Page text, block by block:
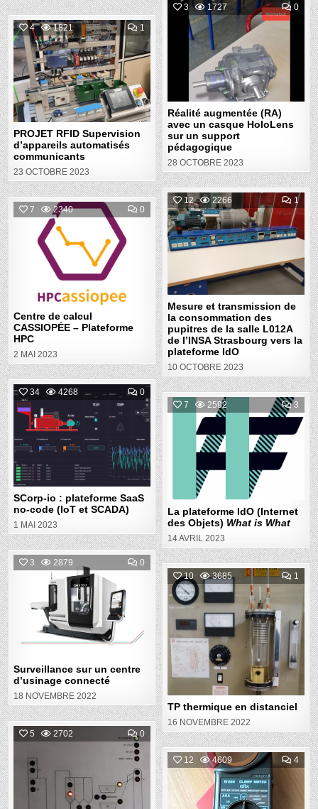
3
1727 0
ON
(RA)
UN
SUR
UN
Posted
in
Réalité augmentée (RA)
avec un casque HoloLens
sur un support
pédagogique
28 OCTOBRE 2023
4 1821 1COMMENT
ON
PROJET
RFID
SUPERVISION
D’APPAREILS
AUTOMATISÉS
COMMUNICANTS
Posted
in
PROJET RFID Supervision
d’appareils automatisés
communicants
23 OCTOBRE 2023
12 2266 1
ON
DE
DES
DE
LA
IDO
Posted
in
Mesure et transmission de
la consommation des
pupitres de la salle L012A
de l’INSA Strasbourg vers la
plateforme IdO
10 OCTOBRE 2023
7 2340 0COMMENT
ON
CENTRE
CALCUL
CASSIOPÉE
PLATEFORME
HPC
Posted
Centre de calcul
CASSIOPÉE – Plateforme
HPC
2 MAI 2023
34 4268 0COMMENT
ON
SCORP-
IO
:
PLATEFORME
SAAS
NO-
CODE
(IOT
ET
SCADA)
Posted
SCorp-io : plateforme SaaS
no-code (IoT et SCADA)
1 MAI 2023
7 2592 3
ON
LA
IDO
DES
Posted
La plateforme IdO (Internet
des Objets) What is What
14 AVRIL 2023
3 2879 0COMMENT
ON
SURVEILLANCE
SUR
UN
CENTRE
D’USINAGE
CONNECTÉ
Posted
Surveillance sur un centre
d’usinage connecté
18 NOVEMBRE 2022
10 3685 1
ON
EN
Posted
in
TP thermique en distanciel
16 NOVEMBRE 2022
5
2702 0COMMENT
ON
SABLERIE
AUTOMATISÉE
COMMUNICANTE
in
12 4609 4
ON
Posted
in